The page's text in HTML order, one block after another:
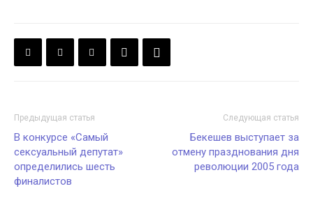
Предыдущая статья
В конкурсе «Самый
сексуальный депутат»
определились шесть
финалистов
Следующая статья
Бекешев выступает за
отмену празднования дня
революции 2005 года